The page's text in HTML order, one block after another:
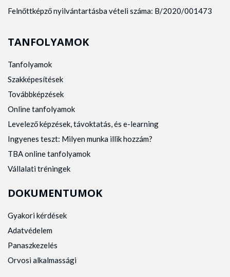
Felnőttképző nyilvántartásba vételi száma: B/2020/001473
TANFOLYAMOK
Tanfolyamok
Szakképesítések
Továbbképzések
Online tanfolyamok
Levelező képzések, távoktatás, és e-learning
Ingyenes teszt: Milyen munka illik hozzám?
TBA online tanfolyamok
Vállalati tréningek
DOKUMENTUMOK
Gyakori kérdések
Adatvédelem
Panaszkezelés
Orvosi alkalmassági